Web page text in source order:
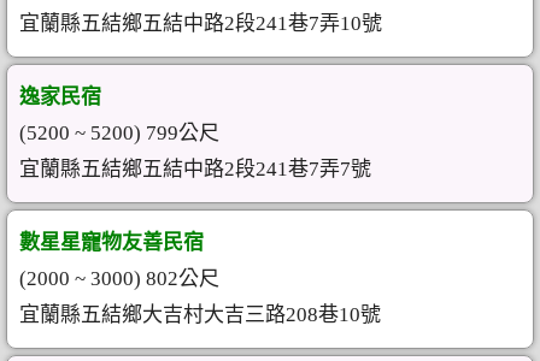
宜蘭縣五結鄉五結中路2段241巷7弄10號
逸家民宿
(5200 ~ 5200) 799公尺
宜蘭縣五結鄉五結中路2段241巷7弄7號
數星星寵物友善民宿
(2000 ~ 3000) 802公尺
宜蘭縣五結鄉大吉村大吉三路208巷10號